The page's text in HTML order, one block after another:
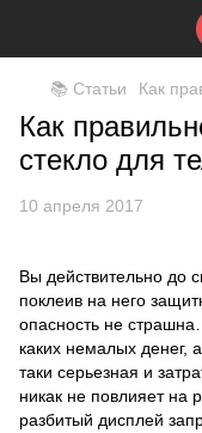
📚 Статьи Как
Как
стекло для
10 апреля 2017
Вы действительно до
поклеив на него
опасность не
каких немалых денег,
таки серьезная и
никак не повлияет на
разбитый дисплей